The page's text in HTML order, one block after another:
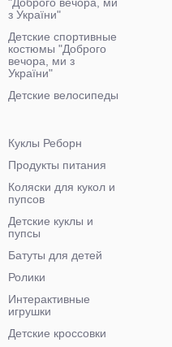
з України"
Детские спортивные
костюмы "Доброго
вечора, ми з
України"
Детские велосипеды
Куклы Реборн
Продукты питания
Коляски для кукол и
пупсов
Детские куклы и
пупсы
Батуты для детей
Ролики
Интерактивные
игрушки
Детские кроссовки